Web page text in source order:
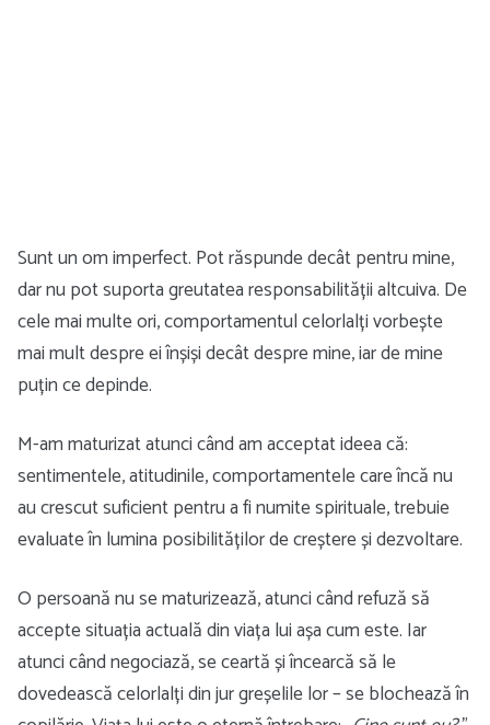
Sunt un om imperfect. Pot răspunde decât pentru mine,
dar nu pot suporta greutatea responsabilității altcuiva. De
cele mai multe ori, comportamentul celorlalți vorbește
mai mult despre ei înșiși decât despre mine, iar de mine
puțin ce depinde.
M-am maturizat atunci când am acceptat ideea că:
sentimentele, atitudinile, comportamentele care încă nu
au crescut suficient pentru a fi numite spirituale, trebuie
evaluate în lumina posibilităților de creștere și dezvoltare.
O persoană nu se maturizează, atunci când refuză să
accepte situația actuală din viața lui așa cum este. Iar
atunci când negociază, se ceartă și încearcă să le
dovedească celorlalți din jur greșelile lor – se blochează în